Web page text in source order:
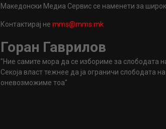
Македонски Медиа Сервис се наменети за
Контактирај неmms@mms.mk
Горан Гаврилов
"Ние самите мора да се избориме за слободата
Секоја власт тежнее да ја ограничи слободата
оневозможиме тоа"